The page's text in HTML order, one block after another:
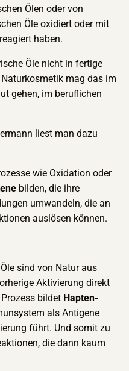
Ölen oder von
Öle oxidiert oder mit
haben.
Öle nicht in fertige
mag das im
gehen, im beruflichen
liest man dazu
wie Oxidation oder
bilden, die ihre
umwandeln, die an
auslösen können.
sind von Natur aus
Aktivierung direkt
bildet Hapten-
als Antigene
führt. Und somit zu
die dann kaum